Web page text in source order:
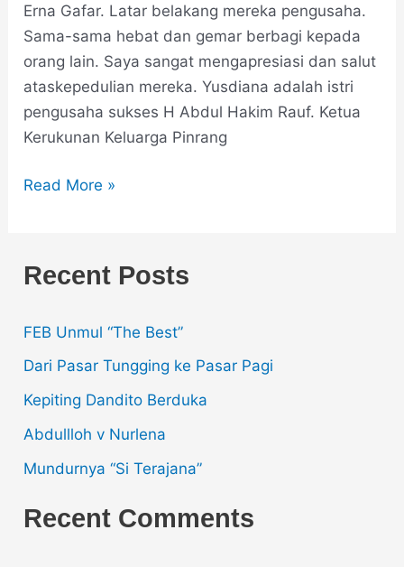
Erna Gafar. Latar belakang mereka pengusaha.
Sama-sama hebat dan gemar berbagi kepada
orang lain. Saya sangat mengapresiasi dan salut
ataskepedulian mereka. Yusdiana adalah istri
pengusaha sukses H Abdul Hakim Rauf. Ketua
Kerukunan Keluarga Pinrang
Read More »
Recent Posts
FEB Unmul “The Best”
Dari Pasar Tungging ke Pasar Pagi
Kepiting Dandito Berduka
Abdullloh v Nurlena
Mundurnya “Si Terajana”
Recent Comments